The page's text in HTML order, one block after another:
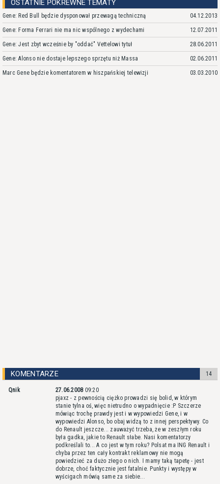
OSTATNIE POKREWNE TEMATY
Gene: Red Bull będzie dysponował przewagą techniczną 04.12.2013
Gene: Forma Ferrari nie ma nic wspólnego z wydechami 12.07.2011
Gene: Jest zbyt wcześnie by "oddać" Vettelowi tytuł 28.06.2011
Gene: Alonso nie dostaje lepszego sprzętu niż Massa 02.06.2011
Marc Gene będzie komentatorem w hiszpańskiej telewizji 03.03.2010
KOMENTARZE 14
Qnik 27.06.2008 09:20
pjaxz - z pewnością ciężko prowadzi się bolid, w którym
stanie tylna oś, więc nietrudno o wypadnięcie :P Szczerze
mówiąc trochę prawdy jest i w wypowiedzi Gene, i w
wypowiedzi Alonso, bo obaj widzą to z innej perspektywy. Co
do Renault jeszcze... zauważyć trzeba, że w zeszłym roku
była gadka, jakie to Renault słabe. Nasi komentatorzy
podkreślali to... A co jest w tym roku? Polsat ma
ING Renault i
chyba przez ten cały kontrakt reklamowy nie mogą
powiedzieć za dużo złego o nich. I mamy taką tapetę - jest
dobrze, choć faktycznie jest fatalnie. Punkty i występy w
wyścigach mówią same za siebie...